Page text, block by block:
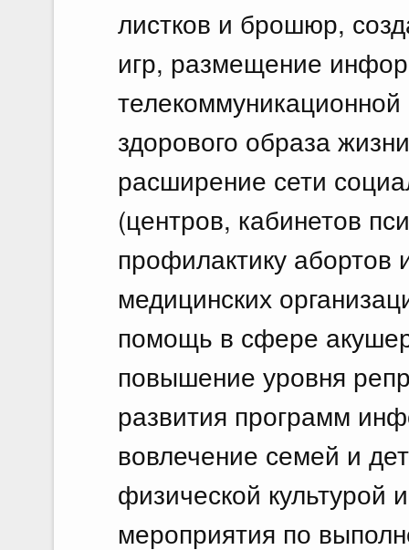
листков и брошюр,
игр, размещение
здорового образа
расширение сети
(центров, кабинетов
профилактику абортов
медицинских
помощь в сфере
повышение уровня
развития программ
вовлечение семей и
физической культурой
мероприятия по